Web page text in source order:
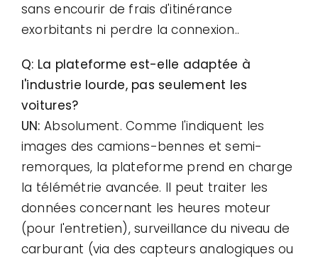
sans encourir de frais d'itinérance
exorbitants ni perdre la connexion..
Q: La plateforme est-elle adaptée à
l'industrie lourde, pas seulement les
voitures?
UN: Absolument. Comme l'indiquent les
images des camions-bennes et semi-
remorques, la plateforme prend en charge
la télémétrie avancée. Il peut traiter les
données concernant les heures moteur
(pour l'entretien), surveillance du niveau de
carburant (via des capteurs analogiques ou